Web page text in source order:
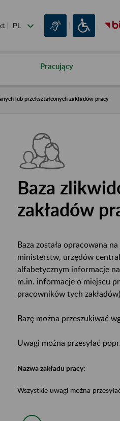
Pracujący
lub przekształconych zakładów pracy
Baza
zakładów
Baza została opracowana
ministerstw, urzędów
alfabetycznym informacje
m.in. informacje o miejscu
pracowników tych
Bazę można przeszukiwać
Uwagi można przesyłać
Nazwa zakładu pracy:
Wszystkie uwagi można